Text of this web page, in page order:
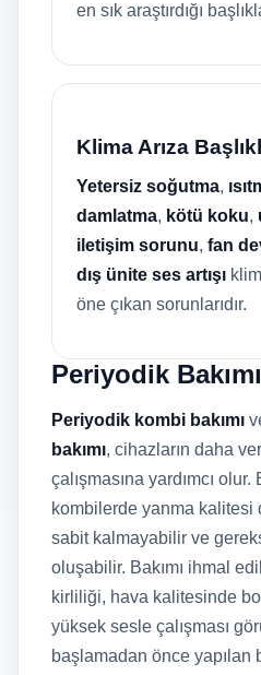
en sık araştırdığı
Klima Arıza
Yetersiz soğutma,
damlatma, kötü koku,
iletişim sorunu, fan
dış ünite ses artışı
öne çıkan sorunlarıdır.
Periyodik
Periyodik kombi bakımı
bakımı, cihazların daha
çalışmasına yardımcı olur.
kombilerde yanma kalitesi
sabit kalmayabilir ve
oluşabilir. Bakımı ihmal
kirliliği, hava kalitesinde
yüksek sesle çalışması
başlamadan önce yapılan